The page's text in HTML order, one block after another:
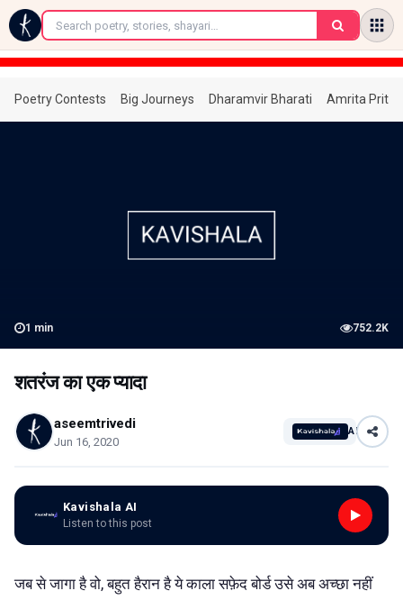
←
Poetry Contests Big Journeys Dharamvir Bharati Amrita
1 min 752.2K
शतरंज का एक प्यादा
aseemtrivedi
Jun 16, 2020
AI
Kavishala AI
Listen to this post
जब से जागा है वो, बहुत हैरान है ये काला सफ़ेद बोर्ड उसे अब अच्छा नहीं